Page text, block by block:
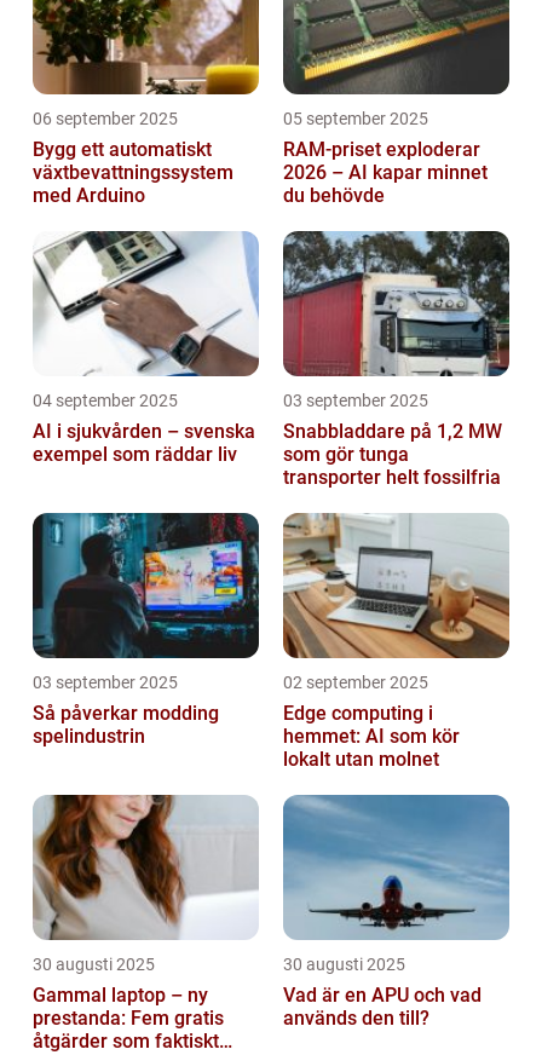
06 september 2025
Bygg ett automatiskt
växtbevattningssystem
med Arduino
05 september 2025
RAM-priset exploderar
2026 – AI kapar minnet
du behövde
04 september 2025
AI i sjukvården – svenska
exempel som räddar liv
03 september 2025
Snabbladdare på 1,2 MW
som gör tunga
transporter helt fossilfria
03 september 2025
Så påverkar modding
spelindustrin
02 september 2025
Edge computing i
hemmet: AI som kör
lokalt utan molnet
30 augusti 2025
Gammal laptop – ny
prestanda: Fem gratis
åtgärder som faktiskt
30 augusti 2025
Vad är en APU och vad
används den till?